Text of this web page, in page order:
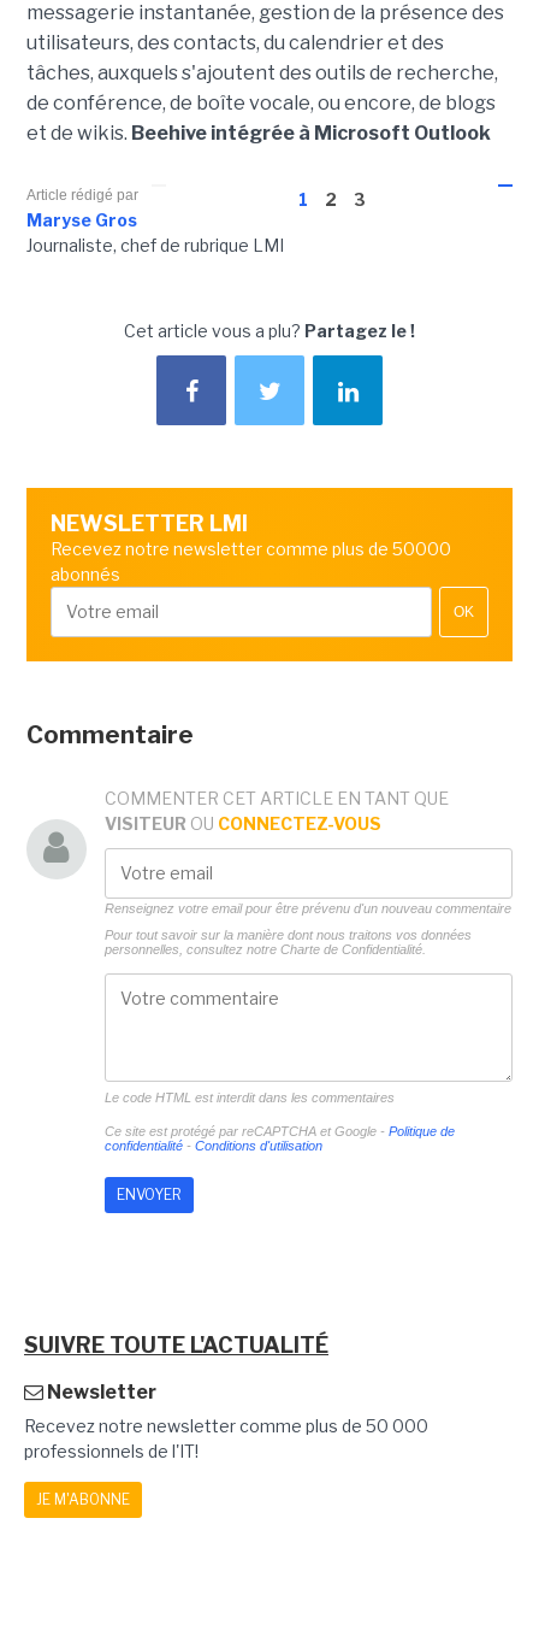
messagerie instantanée, gestion de la présence des
utilisateurs, des contacts, du calendrier et des
tâches, auxquels s'ajoutent des outils de recherche,
de conférence, de boîte vocale, ou encore, de blogs
et de wikis. Beehive intégrée à Microsoft Outlook
1 2 3
Article rédigé par
Maryse Gros
Journaliste, chef de rubrique LMI
Cet article vous a plu? Partagez le !
NEWSLETTER LMI
Recevez notre newsletter comme plus de 50000
abonnés
OK
Commentaire
COMMENTER CET ARTICLE EN TANT QUE
VISITEUR OU CONNECTEZ-VOUS
Renseignez votre email pour être prévenu d'un nouveau commentaire
Pour tout savoir sur la manière dont nous traitons vos données
personnelles, consultez notre Charte de Confidentialité.
Le code HTML est interdit dans les commentaires
Ce site est protégé par reCAPTCHA et Google - Politique de
confidentialité- Conditions d'utilisation
SUIVRE TOUTE L'ACTUALITÉ
Newsletter
Recevez notre newsletter comme plus de 50 000
professionnels de l'IT!
JE M'ABONNE